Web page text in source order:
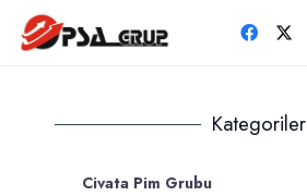
Kategoriler
Civata Pim Grubu